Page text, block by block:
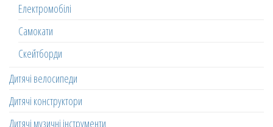
Електромобілі
Самокати
Скейтборди
Дитячі велосипеди
Дитячі конструктори
Дитячі музичні інструменти